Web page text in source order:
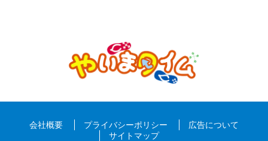
会社概要 プライバシーポリシー
広告について
サイトマップ